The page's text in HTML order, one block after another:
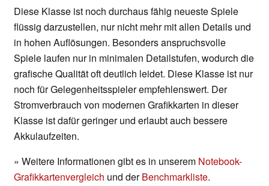
Diese Klasse ist noch durchaus fähig neueste Spiele
flüssig darzustellen, nur nicht mehr mit allen Details und
in hohen Auflösungen. Besonders anspruchsvolle
Spiele laufen nur in minimalen Detailstufen, wodurch die
grafische Qualität oft deutlich leidet. Diese Klasse ist nur
noch für Gelegenheitsspieler empfehlenswert. Der
Stromverbrauch von modernen Grafikkarten in dieser
Klasse ist dafür geringer und erlaubt auch bessere
Akkulaufzeiten.
» Weitere Informationen gibt es in unserem Notebook-
Grafikkartenvergleich und derBenchmarkliste.